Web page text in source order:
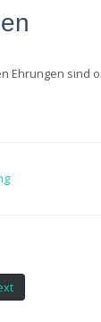
Ehrungen sind